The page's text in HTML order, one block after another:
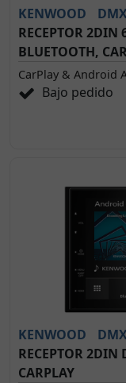
KENWOOD
RECEPTOR 2DIN
BLUETOOTH,
CarPlay & Android
Bajo pedido
KENWOOD
RECEPTOR
CARPLAY